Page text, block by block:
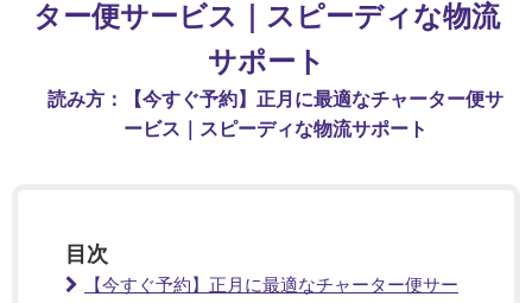
ター便サービス｜スピーディな物流
サポート
読み方：【今すぐ予約】正月に最適なチャーター便サ
ービス｜スピーディな物流サポート
目次
【今すぐ予約】正月に最適なチャーター便サー